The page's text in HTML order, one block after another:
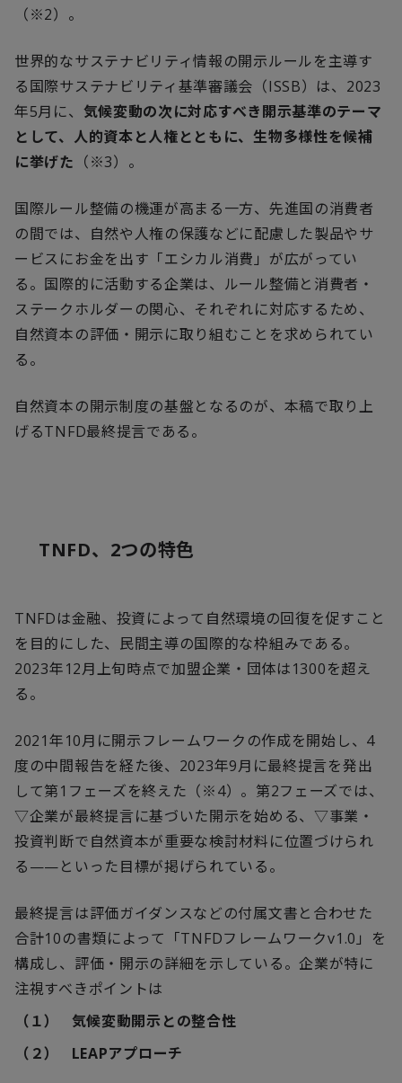
（※2）。
世界的なサステナビリティ情報の開示ルールを主導す
る国際サステナビリティ基準審議会（ISSB）は、 2023
年5月に、 気候変動の次に対応すべき開示基準のテーマ
として、人的資本と人権とともに、生物多様性を候補
に挙げた （※3）。
国際ルール整備の機運が高まる一方、先進国の消費者
の間では、自然や人権の保護などに配慮した製品やサ
ービスにお金を出す「エシカル消費」が広がってい
る。国際的に活動する企業は、ルール整備と消費者・
ステークホルダーの関心、それぞれに対応するため、
自然資本の評価・開示に取り組むことを求められてい
る。
自然資本の開示制度の基盤となるのが、本稿で取り上
げるTNFD最終提言である。
TNFD、 2つの特色
TNFDは金融、投資によって自然環境の回復を促すこと
を目的にした、民間主導の国際的な枠組みである。
2023年12月上旬時点で加盟企業・団体は1300を超え
る。
2021年10月に開示フレームワークの作成を開始し、 4
度の中間報告を経た後、 2023年9月に最終提言を発出
して第1 フェーズを終えた（※4）。第2フェーズでは、
▽企業が最終提言に基づいた開示を始める、▽事業・
投資判断で自然資本が重要な検討材料に位置づけられ
る——といった目標が掲げられている。
最終提言は評価ガイダンスなどの付属文書と合わせた
合計10の書類によって「TNFDフレームワークv1.0 」を
構成し、評価・開示の詳細を示している。企業が特に
注視すべきポイントは
（１）
気候変動開示との整合性
（２）
LEAPアプローチ